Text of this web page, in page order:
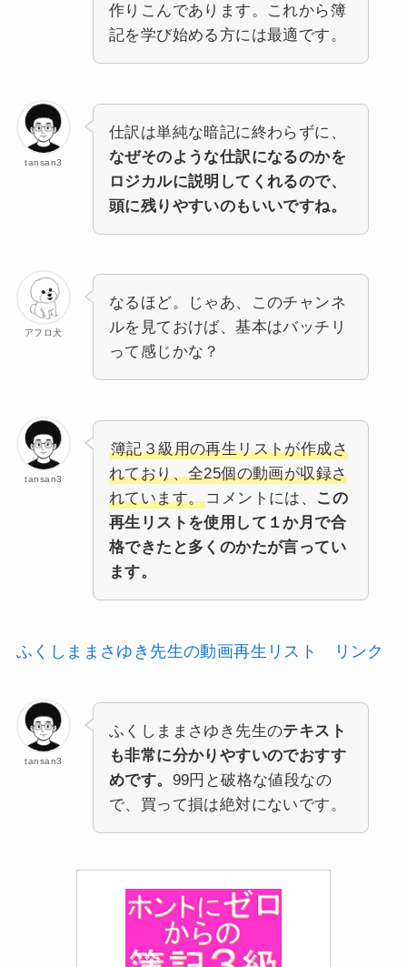
作りこんであります。これから簿
記を学び始める方には最適です。
tansan3
仕訳は単純な暗記に終わらずに、
なぜそのような仕訳になるのかを
ロジカルに説明してくれるので、
頭に残りやすいのもいいですね。
アフロ犬
なるほど。じゃあ、このチャンネ
ルを見ておけば、基本はバッチリ
って感じかな？
tansan3
簿記３級用の再生リストが作成さ
れており、全25個の動画が収録さ
れています。コメントには、 この
再生リストを使用して１か月で合
格できたと多くのかたが言ってい
ます。
ふくしままさゆき先生の動画再生リスト リンク
tansan3
ふくしままさゆき先生のテキスト
も非常に分かりやすいのでおすす
めです。 99円と破格な値段なの
で、買って損は絶対にないです。